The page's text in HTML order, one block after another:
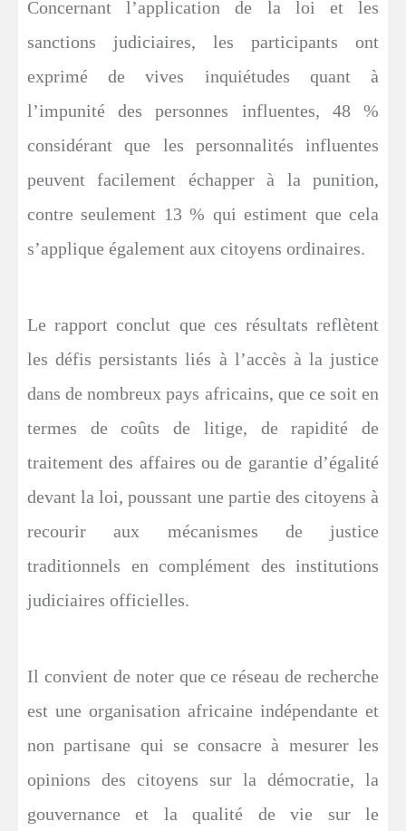
Concernant l’application de la loi et les
sanctions judiciaires, les participants ont
exprimé de vives inquiétudes quant à
l’impunité des personnes influentes, 48 %
considérant que les personnalités influentes
peuvent facilement échapper à la punition,
contre seulement 13 % qui estiment que cela
s’applique également aux citoyens ordinaires.
Le rapport conclut que ces résultats reflètent
les défis persistants liés à l’accès à la justice
dans de nombreux pays africains, que ce soit en
termes de coûts de litige, de rapidité de
traitement des affaires ou de garantie d’égalité
devant la loi, poussant une partie des citoyens à
recourir aux mécanismes de justice
traditionnels en complément des institutions
judiciaires officielles.
Il convient de noter que ce réseau de recherche
est une organisation africaine indépendante et
non partisane qui se consacre à mesurer les
opinions des citoyens sur la démocratie, la
gouvernance et la qualité de vie sur le